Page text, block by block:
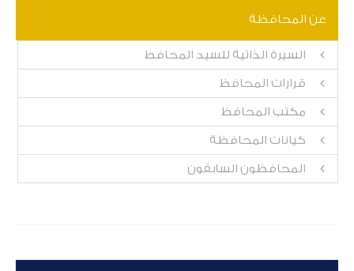
عن المحافظة
السيرة الذاتية للسيد المحافظ
قرارات المحافظ
مكتب المحافظ
كيانات المحافظة
المحافظون السابقون